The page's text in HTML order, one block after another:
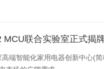
MCU联合实验室正式揭
“国创中心”)共建GD32 MCU联合实验室签约揭